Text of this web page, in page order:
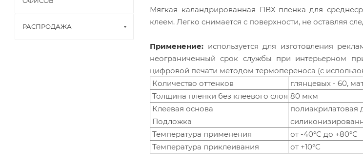
Мягкая каландрированная ПВХ-пленка для
клеем. Легко снимается с поверхности, не оставляя
Применение: используется для изготовления
неограниченный срок службы при интерьерном
цифровой печати методом термопереноса (с
Количество оттенков
глянцевых - 60,
Толщина пленки без клеевого слоя 80 мкм
Клеевая основа
полиакрилатовая
Подложка
Температура применения
от -40°С до +80°С
Температура приклеивания
от +10°С
РАСПРОДАЖА